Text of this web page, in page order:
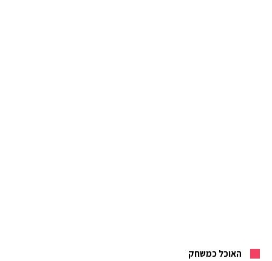
האוכל כמשחק